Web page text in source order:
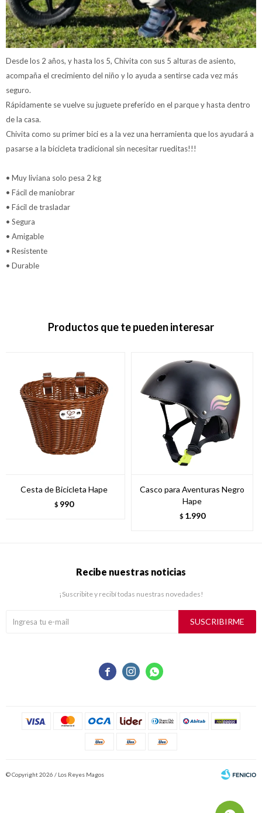
Desde los 2 años, y hasta los 5, Chivita con sus 5 alturas de asiento,
acompaña el crecimiento del niño y lo ayuda a sentirse cada vez más
seguro.
Rápidamente se vuelve su juguete preferido en el parque y hasta dentro
de la casa.
Chivita como su primer bici es a la vez una herramienta que los ayudará a
pasarse a la bicicleta tradicional sin necesitar rueditas!!!
• Muy liviana solo pesa 2 kg
• Fácil de maniobrar
• Fácil de trasladar
• Segura
• Amigable
• Resistente
• Durable
Productos que te pueden interesar
Cesta de Bicicleta Hape
$ 990
Casco para Aventuras Negro
Hape
$ 1.990
  
Recibe nuestras noticias
¡Suscribite y recibí todas nuestras novedades!
SUSCRIBIRME
© Copyright 2026 / Los Reyes Magos